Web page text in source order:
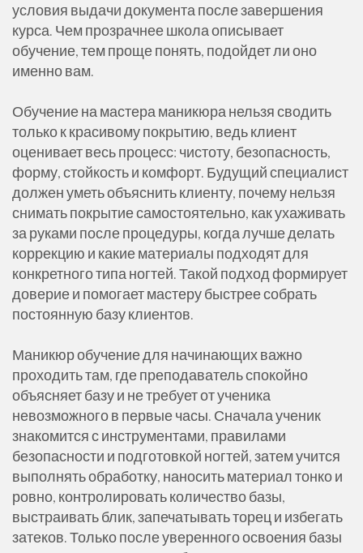
условия выдачи документа после завершения
курса. Чем прозрачнее школа описывает
обучение, тем проще понять, подойдет ли оно
именно вам.
Обучение на мастера маникюра нельзя сводить
только к красивому покрытию, ведь клиент
оценивает весь процесс: чистоту, безопасность,
форму, стойкость и комфорт. Будущий специалист
должен уметь объяснить клиенту, почему нельзя
снимать покрытие самостоятельно, как ухаживать
за руками после процедуры, когда лучше делать
коррекцию и какие материалы подходят для
конкретного типа ногтей. Такой подход формирует
доверие и помогает мастеру быстрее собрать
постоянную базу клиентов.
Маникюр обучение для начинающих важно
проходить там, где преподаватель спокойно
объясняет базу и не требует от ученика
невозможного в первые часы. Сначала ученик
знакомится с инструментами, правилами
безопасности и подготовкой ногтей, затем учится
выполнять обработку, наносить материал тонко и
ровно, контролировать количество базы,
выстраивать блик, запечатывать торец и избегать
затеков. Только после уверенного освоения базы